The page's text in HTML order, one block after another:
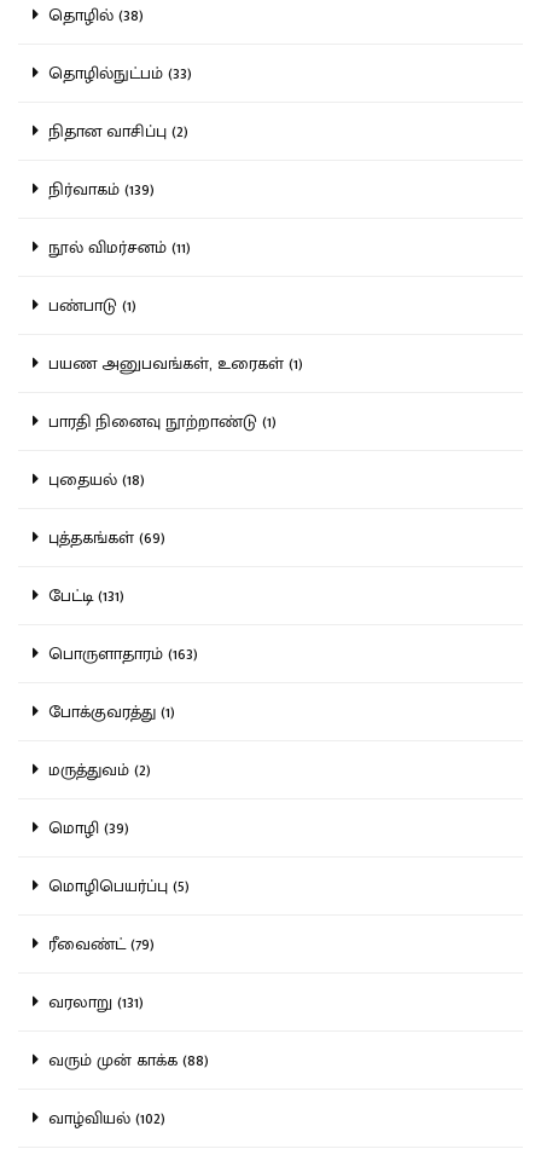
தொழில் (38)
தொழில்நுட்பம் (33)
நிதான வாசிப்பு (2)
நிர்வாகம் (139)
நூல் விமர்சனம் (11)
பண்பாடு (1)
பயண அனுபவங்கள், உரைகள் (1)
பாரதி நினைவு நூற்றாண்டு (1)
புதையல் (18)
புத்தகங்கள் (69)
பேட்டி (131)
பொருளாதாரம் (163)
போக்குவரத்து (1)
மருத்துவம் (2)
மொழி (39)
மொழிபெயர்ப்பு (5)
ரீவைண்ட் (79)
வரலாறு (131)
வரும் முன் காக்க (88)
வாழ்வியல் (102)